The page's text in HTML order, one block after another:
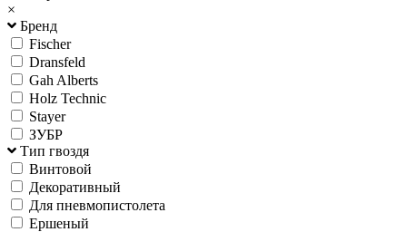
×
Бренд
Fischer
Dransfeld
Gah Alberts
Holz Technic
Stayer
ЗУБР
Тип гвоздя
Винтовой
Декоративный
Для пневмопистолета
Ершеный